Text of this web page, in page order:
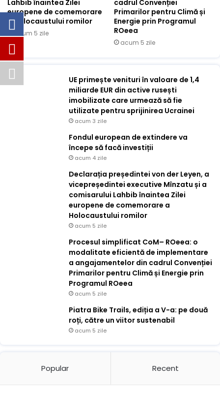
Lahbib înaintea Zilei
europene de comemorare
a Holocaustului romilor
acum 5 zile
cadrul Convenției
Primarilor pentru Climă și
Energie prin Programul
ROeea
acum 5 zile
UE primește venituri în valoare de 1,4
miliarde EUR din active rusești
imobilizate care urmează să fie
utilizate pentru sprijinirea Ucrainei
acum 3 zile
Fondul european de extindere va
începe să facă investiții
acum 4 zile
Declarația președintei von der Leyen, a
vicepreședintei executive Mînzatu și a
comisarului Lahbib înaintea Zilei
europene de comemorare a
Holocaustului romilor
acum 5 zile
Procesul simplificat CoM– ROeea: o
modalitate eficientă de implementare
a angajamentelor din cadrul Convenției
Primarilor pentru Climă și Energie prin
Programul ROeea
acum 5 zile
Piatra Bike Trails, ediția a V-a: pe două
roți, către un viitor sustenabil
acum 5 zile
Popular Recent